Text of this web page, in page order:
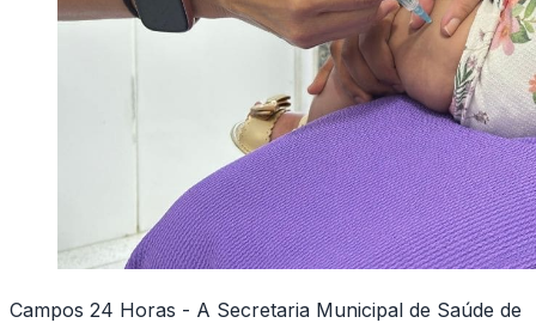
Campos 24 Horas - A Secretaria Municipal de Saúde de